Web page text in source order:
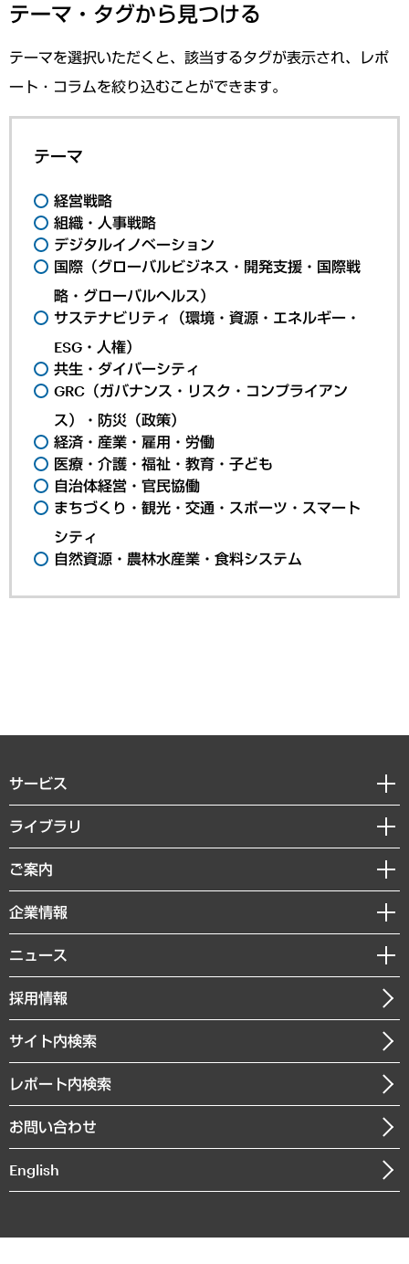
テーマ・タグから見つける
テーマを選択いただくと、該当するタグが表示され、レポ
ート・コラムを絞り込むことができます。
テーマ
経営戦略
組織・人事戦略
デジタルイノベーション
国際（グローバルビジネス・開発支援・国際戦
略・グローバルヘルス）
サステナビリティ（環境・資源・エネルギー・
ESG・人権）
共生・ダイバーシティ
GRC（ガバナンス・リスク・コンプライアン
ス）・防災（政策）
経済・産業・雇用・労働
医療・介護・福祉・教育・子ども
自治体経営・官民協働
まちづくり・観光・交通・スポーツ・スマート
シティ
自然資源・農林水産業・食料システム
サービス
経営戦略
組織・人事戦略
デジタルイノベーション
共生・ダイバーシティ
GRC（ガバナンス・リスク・コンプライアンス）・防災（政策）
経済・産業・雇用・労働
まちづくり・観光・交通・スポーツ・スマートシティ
自然資源・農林水産業・食料システム
ライブラリ
経済調査
レポート
コラム
経営用語集
受託・受注実績（官公庁関連）
メディア掲載・出演
ご案内
セミナー・イベント情報
MUFGビジネスセミナー
受託案件情報
企業情報
私たちの想い
社長メッセージ
会社概要
沿革
組織図・本部部室紹介
インドネシア現地法人
個人情報保護方針
ニュース
ニュースリリース
お知らせ
採用情報
サイト内検索
レポート内検索
お問い合わせ
English